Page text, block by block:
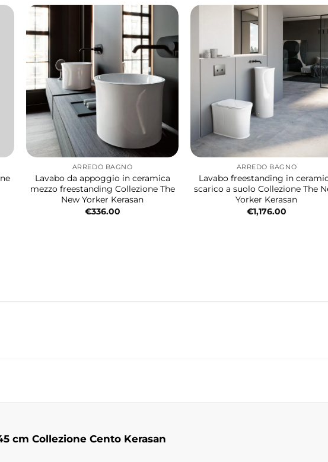
ARREDO BAGNO
Lavabo da appoggio in ceramica
mezzo freestanding Collezione The
New Yorker Kerasan
€336.00
ARREDO BAGNO
Lavabo freestanding in
scarico a suolo Collezione The
Yorker Kerasan
€1,176.00
cm Collezione Cento Kerasan